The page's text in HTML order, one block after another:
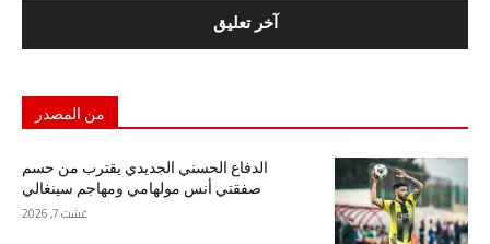
من المصدر
الدفاع الحسني الجديدي يقترب من حسم
صفقتي أنس مولهامي ومهاجم سينغالي
غشت 7, 2026